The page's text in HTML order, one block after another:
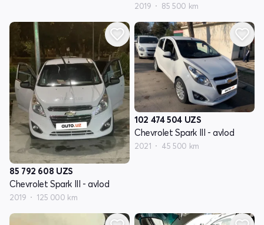
2019 85 500 km
85 792 608 UZS
Chevrolet Spark III - avlod
2019 125 000 km
102 474 504 UZS
Chevrolet Spark III - avlod
2021 45 500 km